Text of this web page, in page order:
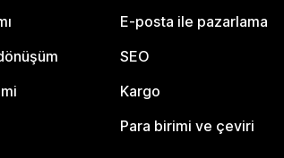
E-posta ile pazarlama
SEO
Kargo
Para birimi ve çeviri